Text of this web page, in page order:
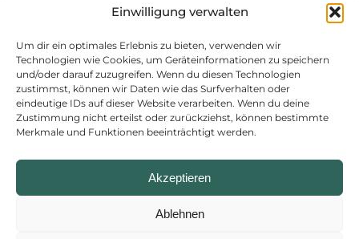
Einwilligung verwalten
Um dir ein optimales Erlebnis zu bieten, verwenden wir
Technologien wie Cookies, um Geräteinformationen zu speichern
und/oder darauf zuzugreifen. Wenn du diesen Technologien
zustimmst, können wir Daten wie das Surfverhalten oder
eindeutige IDs auf dieser Website verarbeiten. Wenn du deine
Zustimmung nicht erteilst oder zurückziehst, können bestimmte
Merkmale und Funktionen beeinträchtigt werden.
Akzeptieren
Ablehnen
FREITAG 09:00 – 12:00